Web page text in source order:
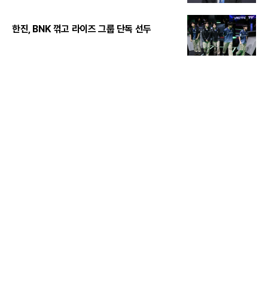
한진, BNK 꺾고 라이즈 그룹 단독 선두